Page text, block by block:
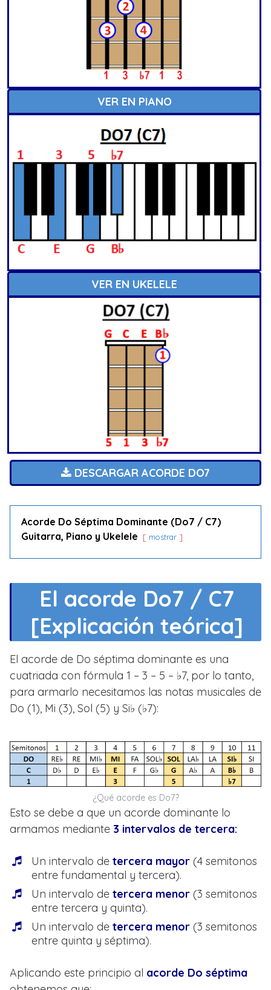
VER EN PIANO
VER EN UKELELE
DESCARGAR ACORDE DO7
Acorde Do Séptima Dominante (Do7 / C7)
Guitarra, Piano y Ukelele
mostrar
El acorde Do7 / C7
[Explicación teórica]
El acorde de Do séptima dominante es una
cuatriada con fórmula 1 – 3 – 5 – ♭7, por lo tanto,
para armarlo necesitamos las notas musicales de
Do (1), Mi (3), Sol (5) y Si♭ (♭7):
¿Qué acorde es Do7?
Esto se debe a que un acorde dominante lo
armamos mediante 3 intervalos de tercera:
Un intervalo de tercera mayor (4 semitonos
entre fundamental y tercera).
Un intervalo de tercera menor (3 semitonos
entre tercera y quinta).
Un intervalo de tercera menor (3 semitonos
entre quinta y séptima).
Aplicando este principio al acorde Do séptima